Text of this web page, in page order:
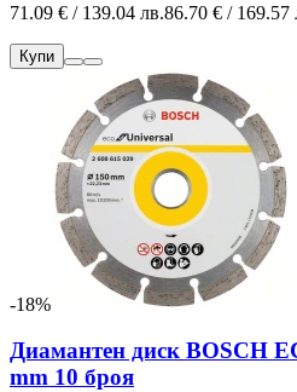
71.09 € / 139.04 лв.86.70 € / 169.57
Купи
-18%
Диамантен диск BOSCH
mm 10 броя